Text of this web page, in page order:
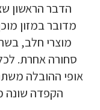
הדבר הראשון
מדובר במזון
מוצרי חלב,
סחורה אחרת. לכל
אופי ההובלה
הקפדה שונה